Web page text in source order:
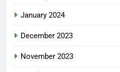
January 2024
December 2023
November 2023